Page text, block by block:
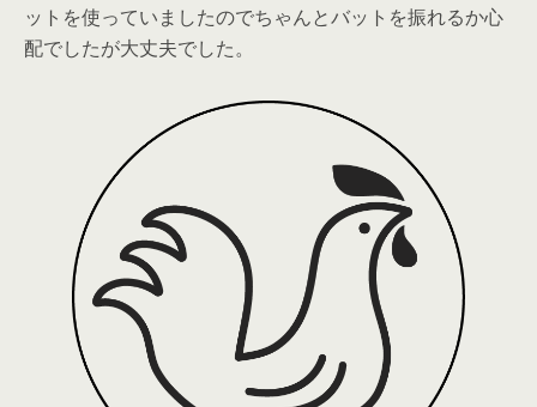
ットを使っていましたのでちゃんとバットを振れるか心
配でしたが大丈夫でした。